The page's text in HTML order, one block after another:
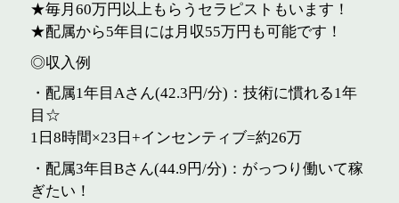
★毎月60万円以上もらうセラピストもいます！
★配属から5年目には月収55万円も可能です！
◎収入例
・配属1年目Aさん(42.3円/分)：技術に慣れる1年
目☆
1日8時間×23日+インセンティブ=約26万
・配属3年目Bさん(44.9円/分)：がっつり働いて稼
ぎたい！